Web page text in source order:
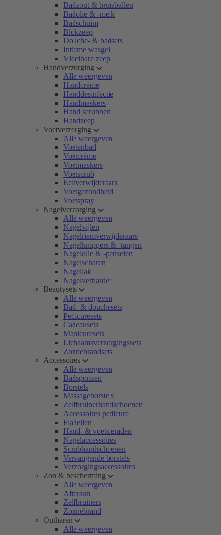
Badzout & bruisballen
Badolie & -melk
Badschuim
Blokzeep
Douche- & badsets
Intieme wasgel
Vloeibare zeep
Handverzorging
Alle weergeven
Handcrème
Handdesinfectie
Handmaskers
Hand scrubben
Handzeep
Voetverzorging
Alle weergeven
Voetenbad
Voetcrème
Voetmaskers
Voetscrub
Eeltverwijderaars
Voetgezondheid
Voetspray
Nagelverzorging
Alle weergeven
Nagelvijlen
Nagelriemverwijderaars
Nagelknippers & -tangen
Nagelolie & -penselen
Nagelscharen
Nagellak
Nagelverharder
Beautysets
Alle weergeven
Bad- & douchesets
Pedicuresets
Cadeausets
Manicuresets
Lichaamsverzorgingssets
Zonnebrandsets
Accessoires
Alle weergeven
Badsponzen
Borstels
Massageborstels
Zelfbruinerhandschoenen
Accessoires pedicure
Flanellen
Hand- & voetsieraden
Nagelaccessoires
Scrubhandschoenen
Vervangende borstels
Verzorgingsaccessoires
Zon & bescherming
Alle weergeven
Aftersun
Zelfbruiners
Zonnebrand
Ontharen
Alle weergeven